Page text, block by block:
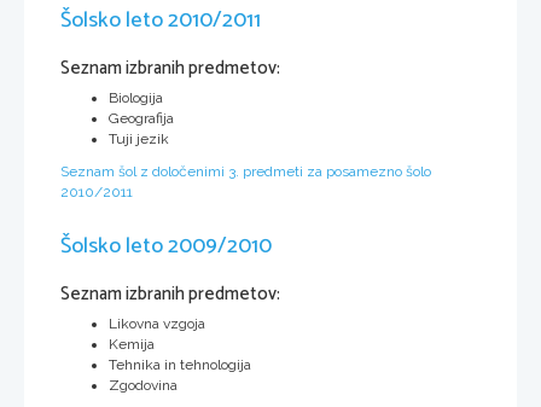
Šolsko leto 2010/2011
Seznam izbranih predmetov:
Biologija
Geografija
Tuji jezik
Seznam šol z določenimi 3. predmeti za posamezno šolo
2010/2011
Šolsko leto 2009/2010
Seznam izbranih predmetov:
Likovna vzgoja
Kemija
Tehnika in tehnologija
Zgodovina